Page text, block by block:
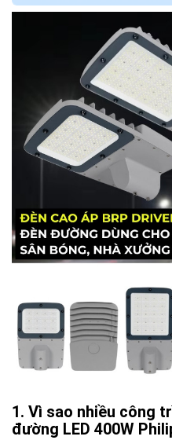
Vì sao nhiều công
đường LED 400W